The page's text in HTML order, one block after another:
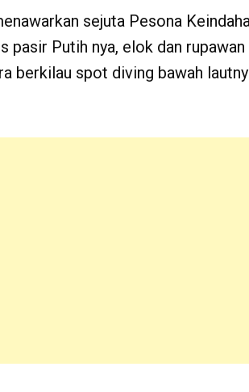
sejuta Pesona
pasir Putih nya, elok dan
berkilau spot diving bawah